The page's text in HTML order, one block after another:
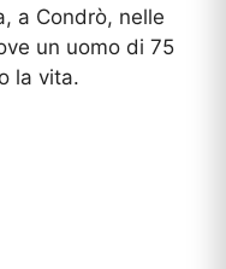
a Condrò, nelle
un uomo di 75
la vita.